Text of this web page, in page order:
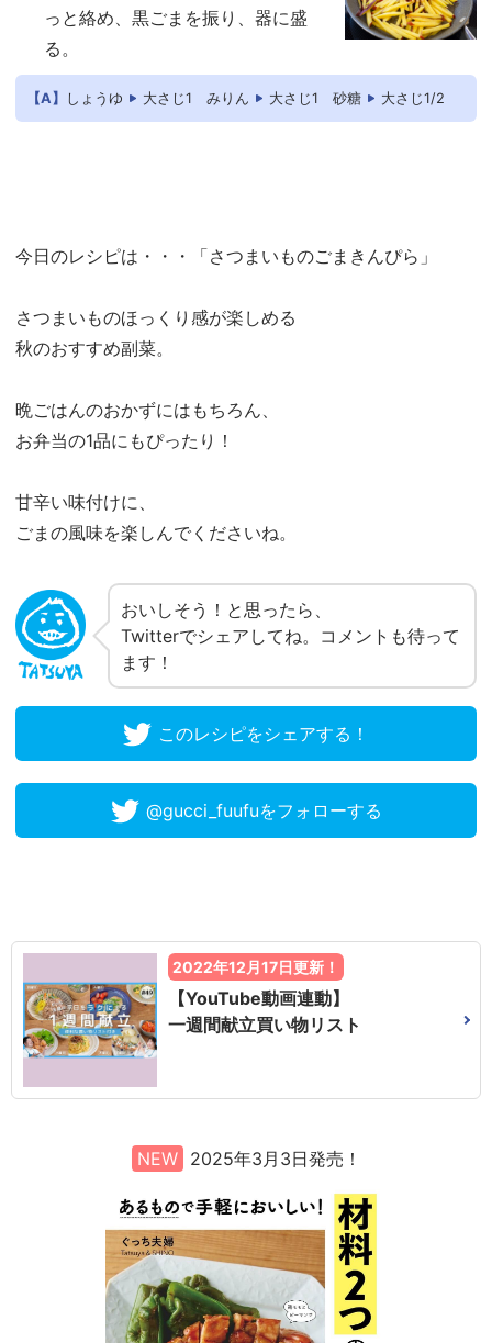
っと絡め、黒ごまを振り、器に盛
る。
【A】 しょうゆ 大さじ1 みりん 大さじ1 砂糖 大さじ1/2
今日のレシピは・・・「さつまいものごまきんぴら」
さつまいものほっくり感が楽しめる
秋のおすすめ副菜。
晩ごはんのおかずにはもちろん、
お弁当の1品にもぴったり！
甘辛い味付けに、
ごまの風味を楽しんでくださいね。
おいしそう！と思ったら、
Twitterでシェアしてね。コメントも待って
ます！
このレシピをシェアする！
@gucci_fuufuをフォローする
2022年12月17日更新！
【YouTube動画連動】
一週間献立買い物リスト
NEW 2025年3月3日発売！